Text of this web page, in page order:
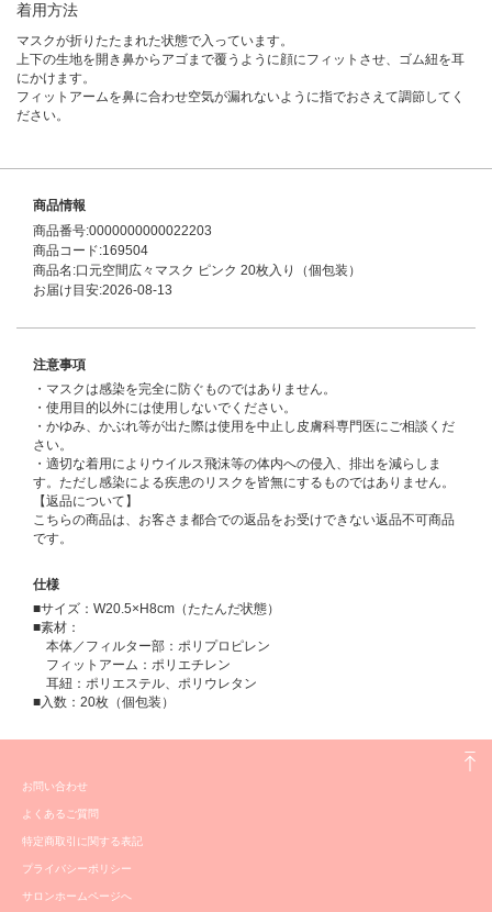
着用方法
マスクが折りたたまれた状態で入っています。
上下の生地を開き鼻からアゴまで覆うように顔にフィットさせ、ゴム紐を耳
にかけます。
フィットアームを鼻に合わせ空気が漏れないように指でおさえて調節してく
ださい。
商品情報
商品番号:0000000000022203
商品コード:169504
商品名:口元空間広々マスク ピンク 20枚入り（個包装）
お届け目安:2026-08-13
注意事項
・マスクは感染を完全に防ぐものではありません。
・使用目的以外には使用しないでください。
・かゆみ、かぶれ等が出た際は使用を中止し皮膚科専門医にご相談くだ
さい。
・適切な着用によりウイルス飛沫等の体内への侵入、排出を減らしま
す。ただし感染による疾患のリスクを皆無にするものではありません。
【返品について】
こちらの商品は、お客さま都合での返品をお受けできない返品不可商品
です。
仕様
■サイズ：W20.5×H8cm（たたんだ状態）
■素材：
本体／フィルター部：ポリプロピレン
フィットアーム：ポリエチレン
耳紐：ポリエステル、ポリウレタン
■入数：20枚（個包装）
お問い合わせ
よくあるご質問
特定商取引に関する表記
プライバシーポリシー
サロンホームページへ